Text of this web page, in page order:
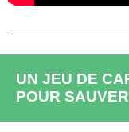
UN JEU DE
POUR